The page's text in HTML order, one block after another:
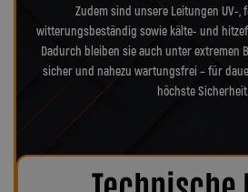
Zudem sind unsere Leitungen UV-,
witterungsbeständig sowie kälte- und
Dadurch bleiben sie auch unter extremen
sicher und nahezu wartungsfrei – für
höchste Sicherheit.